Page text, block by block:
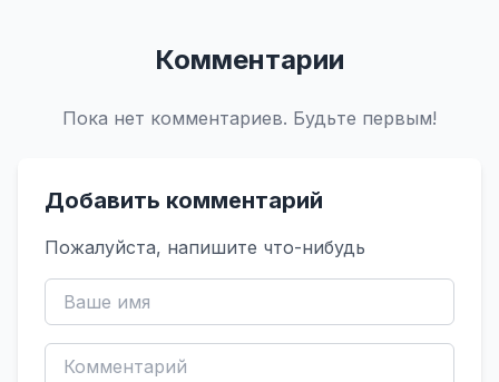
Комментарии
Пока нет комментариев. Будьте первым!
Добавить комментарий
Пожалуйста, напишите что-нибудь